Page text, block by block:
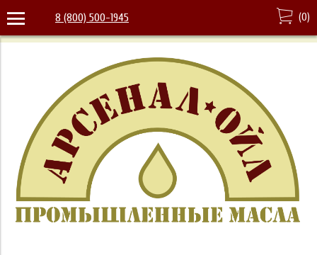
8 (800) 500-1945 (0)